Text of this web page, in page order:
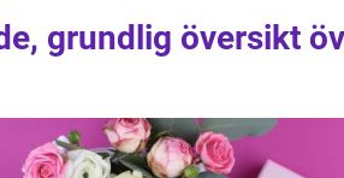
grundlig översikt